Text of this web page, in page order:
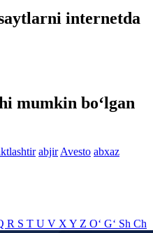
internetda
mumkin bo‘lgan
abjir Avesto abxaz
R S T U V X Y Z O‘ G‘ Sh Ch